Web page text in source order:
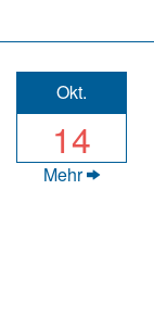
Okt.
14
Mehr